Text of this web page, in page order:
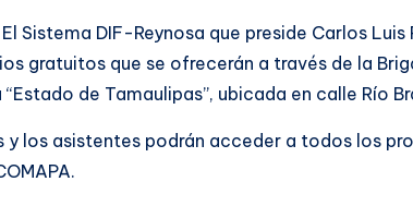
El Sistema DIF-Reynosa que preside Carlos
gratuitos que se ofrecerán a través de la
“Estado de Tamaulipas”, ubicada en calle Río
y los asistentes podrán acceder a todos los